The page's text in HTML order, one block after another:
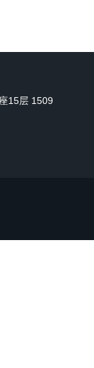
15层 1509